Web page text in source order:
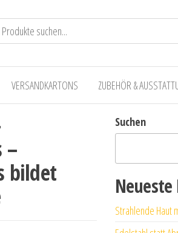
VERSANDKARTONS ZUBEHÖR &
–
bildet
Suchen
Strahlende Haut